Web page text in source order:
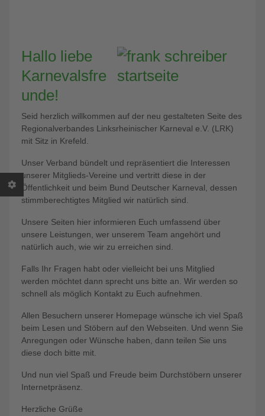
Hallo liebe
Karnevalsfre
unde!
Seid herzlich willkommen auf der neu gestalteten Seite des
Regionalverbandes Linksrheinischer Karneval e.V. (LRK)
mit Sitz in Krefeld.
Unser Verband bündelt und repräsentiert die Interessen
unserer Mitglieds-Vereine und vertritt diese in der
Öffentlichkeit und beim Bund Deutscher Karneval, dessen
stimmberechtigtes Mitglied wir natürlich sind.
Unsere Seiten hier informieren Euch umfassend über
unsere Leistungen, wer unserem Team angehört und
natürlich auch, wie wir zu erreichen sind.
Falls Ihr Fragen habt oder vielleicht bei uns Mitglied
werden möchtet dann sprecht uns bitte an. Wir werden so
schnell als möglich Kontakt zu Euch aufnehmen.
Allen Besuchern unserer Homepage wünsche ich viel Spaß
beim Lesen und Stöbern auf den Webseiten. Und wenn Sie
Anregungen oder Wünsche haben, dann teilen Sie uns
diese doch bitte mit.
Und nun viel Spaß und Freude beim Durchstöbern unserer
Internetpräsenz.
Herzliche Grüße